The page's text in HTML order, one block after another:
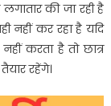
की जा रही है
नहीं कर रहा है यदि
करता है तो छात्र
रहेंगे।